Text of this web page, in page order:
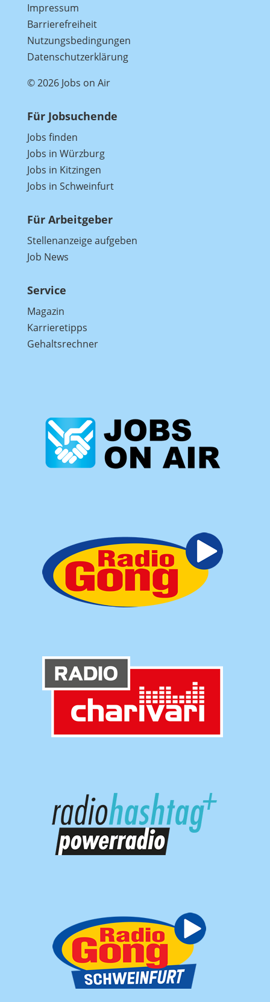
Impressum
Barrierefreiheit
Nutzungsbedingungen
Datenschutzerklärung
© 2026 Jobs on Air
Für Jobsuchende
Jobs finden
Jobs in Würzburg
Jobs in Kitzingen
Jobs in Schweinfurt
Für Arbeitgeber
Stellenanzeige aufgeben
Job News
Service
Magazin
Karrieretipps
Gehaltsrechner